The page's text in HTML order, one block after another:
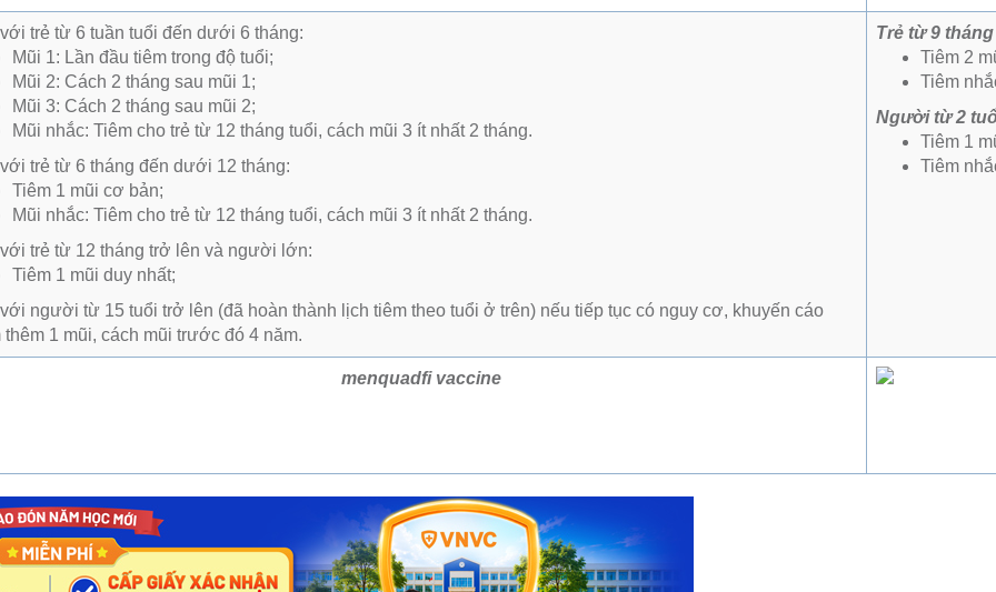
trẻ từ 6 tuần tuổi đến dưới 6 tháng:
Mũi 1: Lần đầu tiêm trong độ tuổi;
Mũi 2: Cách 2 tháng sau mũi 1;
Mũi 3: Cách 2 tháng sau mũi 2;
Mũi nhắc: Tiêm cho trẻ từ 12 tháng tuổi, cách mũi 3 ít nhất 2 tháng.
trẻ từ 6 tháng đến dưới 12 tháng:
Tiêm 1 mũi cơ bản;
Mũi nhắc: Tiêm cho trẻ từ 12 tháng tuổi, cách mũi 3 ít nhất 2 tháng.
trẻ từ 12 tháng trở lên và người lớn:
Tiêm 1 mũi duy nhất;
người từ 15 tuổi trở lên (đã hoàn thành lịch tiêm theo tuổi ở trên) nếu tiếp tục có nguy cơ, khuyến cáo
thêm 1 mũi, cách mũi trước đó 4 năm.
Trẻ từ 9
Tiêm 2
Tiêm
Người từ 2
Tiêm 1
Tiêm